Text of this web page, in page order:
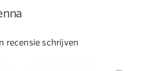
recensie schrijven